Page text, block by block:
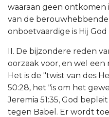
waaraan geen ontkomen
van de
onboetvaardige is Hij God
II. De bijzondere reden
oorzaak voor, en wel een
Het is de "twist van des
50:28, het "is om het
Jeremia 51:35, God
tegen Babel. Er wordt